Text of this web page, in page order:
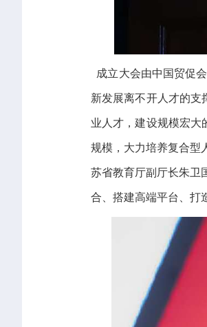
成立大会由中国贸促
新发展离不开人才的支
业人才，建设规模宏大
规模，大力培养复合型
苏省教育厅副厅长朱卫
合、搭建高端平台、打